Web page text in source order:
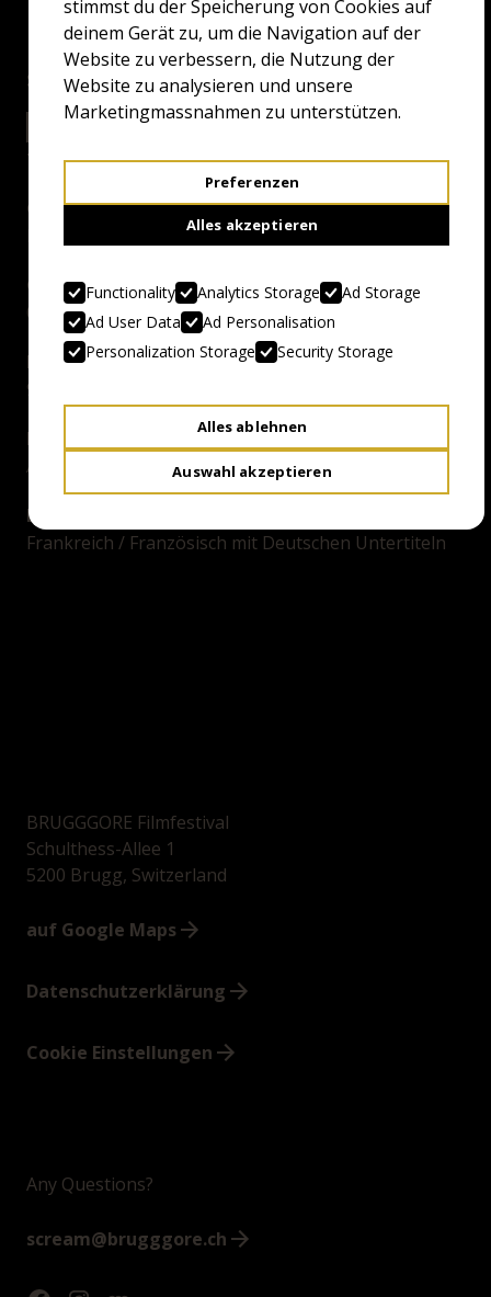
Screenings
1.5.22 0:45
EXCELSIOR GRAND
Genre:
New-French-Extremity
Country, Year:
00:45 - 02:16
Duration:
91 Minuten
Director:
Alexandre Aja
Language / Subtitles:
Frankreich / Französisch mit Deutschen Untertiteln
stimmst du der Speicherung von Cookies auf
deinem Gerät zu, um die Navigation auf der
Website zu verbessern, die Nutzung der
Website zu analysieren und unsere
Marketingmassnahmen zu unterstützen.
Preferenzen
Alles akzeptieren
Functionality Analytics Storage
Ad Storage
Ad User Data
Ad Personalisation
Personalization Storage
Security Storage
Alles ablehnen
Auswahl akzeptieren
BRUGGGORE Filmfestival
Schulthess-Allee 1
5200 Brugg, Switzerland
auf Google Maps
Datenschutzerklärung
Cookie Einstellungen
Any Questions?
scream@brugggore.ch